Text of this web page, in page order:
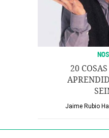
20
Jaime Rubio